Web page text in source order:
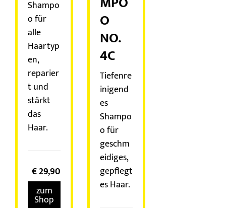
Shampo
o für
alle
Haartyp
en,
reparier
t und
stärkt
das
Haar.
€29,90
zum
Shop
O
NO.
4C
Tiefenre
inigend
es
Shampo
o für
geschm
eidiges,
gepflegt
es Haar.